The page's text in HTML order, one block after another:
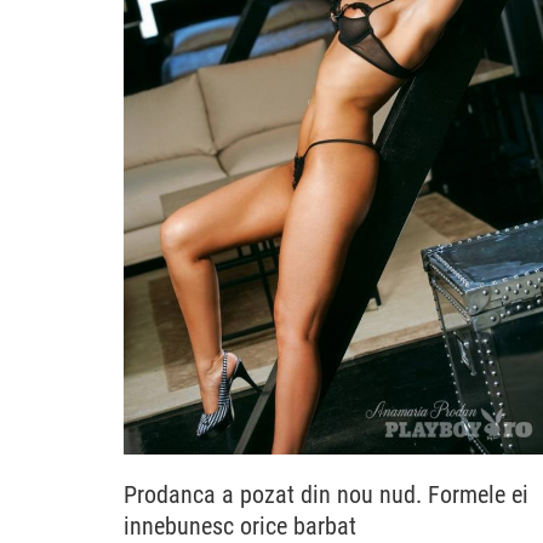
Prodanca a pozat din nou nud. Formele ei
innebunesc orice barbat